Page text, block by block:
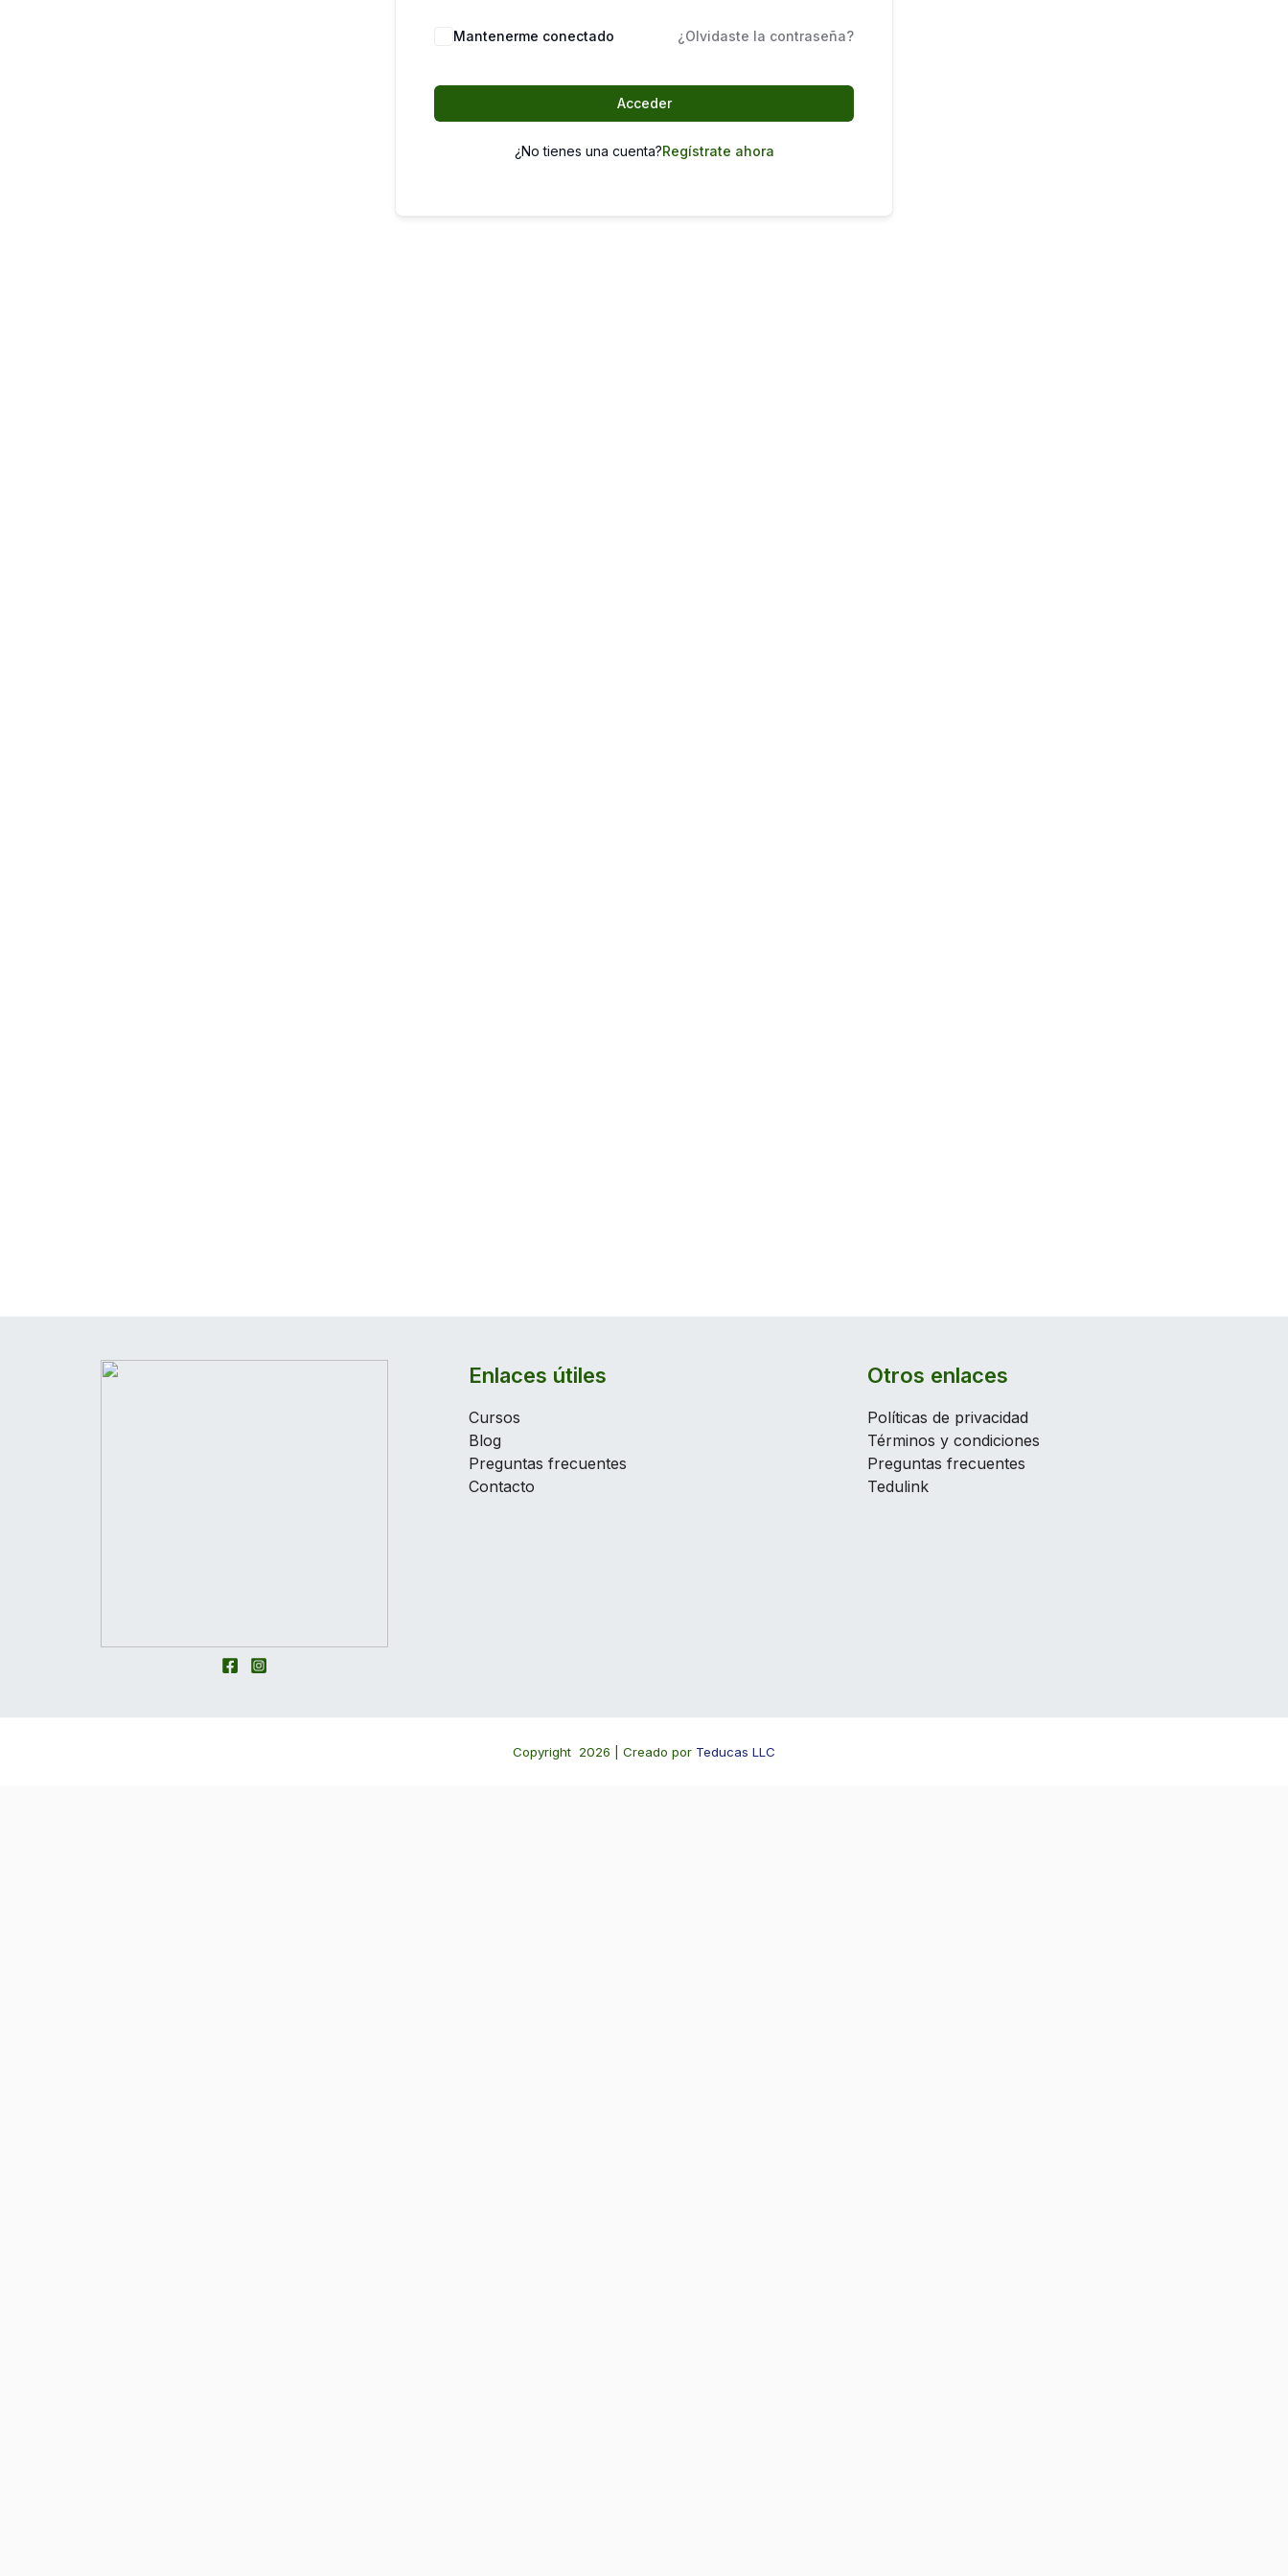
Mantenerme conectado ¿Olvidaste la contraseña?
Acceder
¿No tienes una cuenta?Regístrate ahora
Enlaces útiles
Cursos
Blog
Preguntas frecuentes
Contacto
Otros enlaces
Políticas de privacidad
Términos y condiciones
Preguntas frecuentes
Tedulink
Copyright 2026 | Creado por Teducas LLC